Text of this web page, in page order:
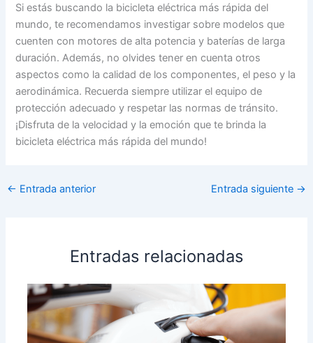
Si estás buscando la bicicleta eléctrica más rápida del
mundo, te recomendamos investigar sobre modelos que
cuenten con motores de alta potencia y baterías de larga
duración. Además, no olvides tener en cuenta otros
aspectos como la calidad de los componentes, el peso y la
aerodinámica. Recuerda siempre utilizar el equipo de
protección adecuado y respetar las normas de tránsito.
¡Disfruta de la velocidad y la emoción que te brinda la
bicicleta eléctrica más rápida del mundo!
← Entrada anterior Entrada siguiente →
Entradas relacionadas